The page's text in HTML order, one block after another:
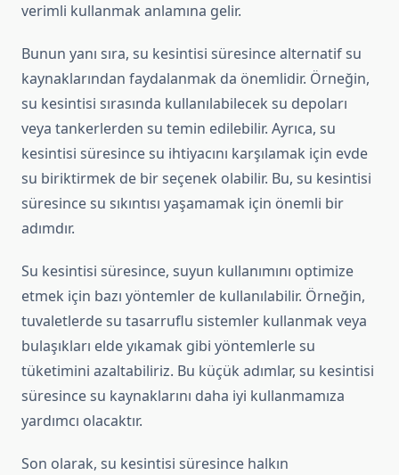
verimli kullanmak anlamına gelir.
Bunun yanı sıra, su kesintisi süresince alternatif su
kaynaklarından faydalanmak da önemlidir. Örneğin,
su kesintisi sırasında kullanılabilecek su depoları
veya tankerlerden su temin edilebilir. Ayrıca, su
kesintisi süresince su ihtiyacını karşılamak için evde
su biriktirmek de bir seçenek olabilir. Bu, su kesintisi
süresince su sıkıntısı yaşamamak için önemli bir
adımdır.
Su kesintisi süresince, suyun kullanımını optimize
etmek için bazı yöntemler de kullanılabilir. Örneğin,
tuvaletlerde su tasarruflu sistemler kullanmak veya
bulaşıkları elde yıkamak gibi yöntemlerle su
tüketimini azaltabiliriz. Bu küçük adımlar, su kesintisi
süresince su kaynaklarını daha iyi kullanmamıza
yardımcı olacaktır.
Son olarak, su kesintisi süresince halkın